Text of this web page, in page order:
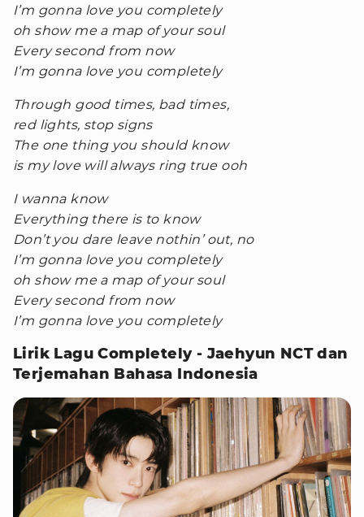
I’m gonna love you completely
oh show me a map of your soul
Every second from now
I’m gonna love you completely
Through good times, bad times,
red lights, stop signs
The one thing you should know
is my love will always ring true ooh
I wanna know
Everything there is to know
Don’t you dare leave nothin’ out, no
I’m gonna love you completely
oh show me a map of your soul
Every second from now
I’m gonna love you completely
Lirik Lagu Completely - Jaehyun NCT dan
Terjemahan Bahasa Indonesia